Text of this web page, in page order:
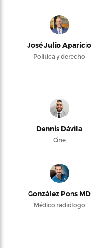
José Julio Aparicio
Política y derecho
Dennis Dávila
Cine
González Pons MD
Médico radiólogo